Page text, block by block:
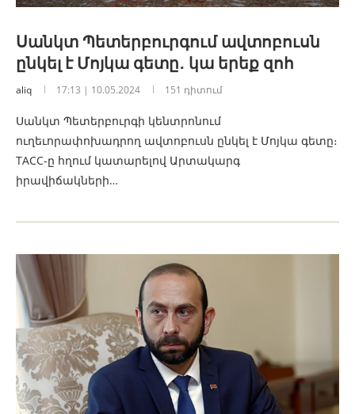
Սանկտ Պետերբուրգում ավտոբուսն
ընկել է Մոյկա գետը․ կա երեք զոհ
aliq 17:13 | 10.05.2024 151 դիտում
Սանկտ Պետերբուրգի կենտրոնում
ուղեւորափոխադրող ավտոբուսն ընկել է Մոյկա գետը։
TACC-ը հղում կատարելով Արտակարգ
իրավիճակների…